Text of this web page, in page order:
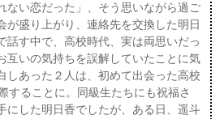
い恋だった」、そう思いながら過ご
が盛り上がり、連絡先を交換した明日
話す中で、高校時代、実は両思いだっ
互いの気持ちを誤解していたことに気
しあった２人は、初めて出会った高校
することに。同級生たちにも祝福さ
にした明日香でしたが、ある日、遥斗